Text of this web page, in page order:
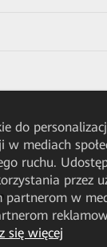
do
mediach
ruchu.
przez
partnerom w
się więcej